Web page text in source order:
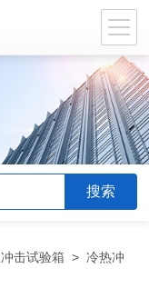
击试验箱 >冷热冲